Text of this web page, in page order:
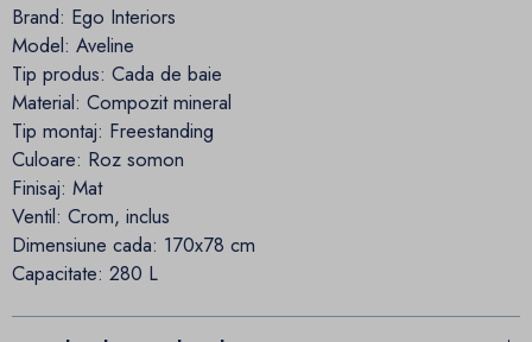
Brand: Ego Interiors
Model: Aveline
Tip produs: Cada de baie
Material: Compozit mineral
Tip montaj: Freestanding
Culoare: Roz somon
Finisaj: Mat
Ventil: Crom, inclus
Dimensiune cada: 170x78 cm
Capacitate: 280 L